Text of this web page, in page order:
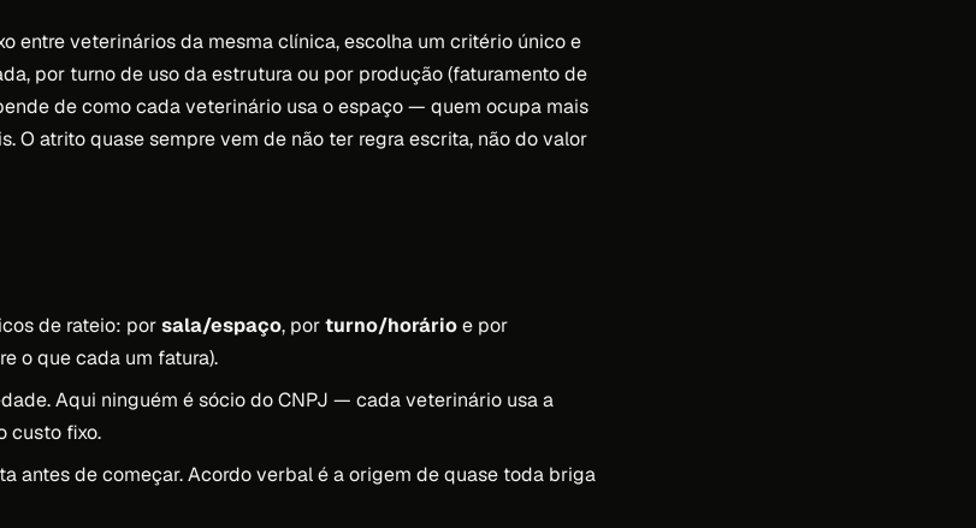
entre veterinários da mesma clínica, escolha um critério único e
por turno de uso da estrutura ou por produção (faturamento de
de como cada veterinário usa o espaço — quem ocupa mais
O atrito quase sempre vem de não ter regra escrita, não do valor
de rateio: porsala/espaço, porturno/horárioe por
o que cada um fatura).
Aqui ninguém é sócio do CNPJ — cada veterinário usa a
custo fixo.
antes de começar. Acordo verbal é a origem de quase toda briga